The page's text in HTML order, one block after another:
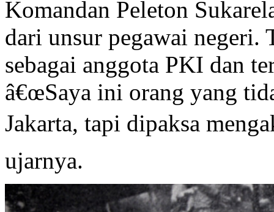
Komandan Peleton
dari unsur pegawai negeri.
sebagai anggota PKI dan
â€œSaya ini orang yang
Jakarta, tapi dipaksa
ujarnya.